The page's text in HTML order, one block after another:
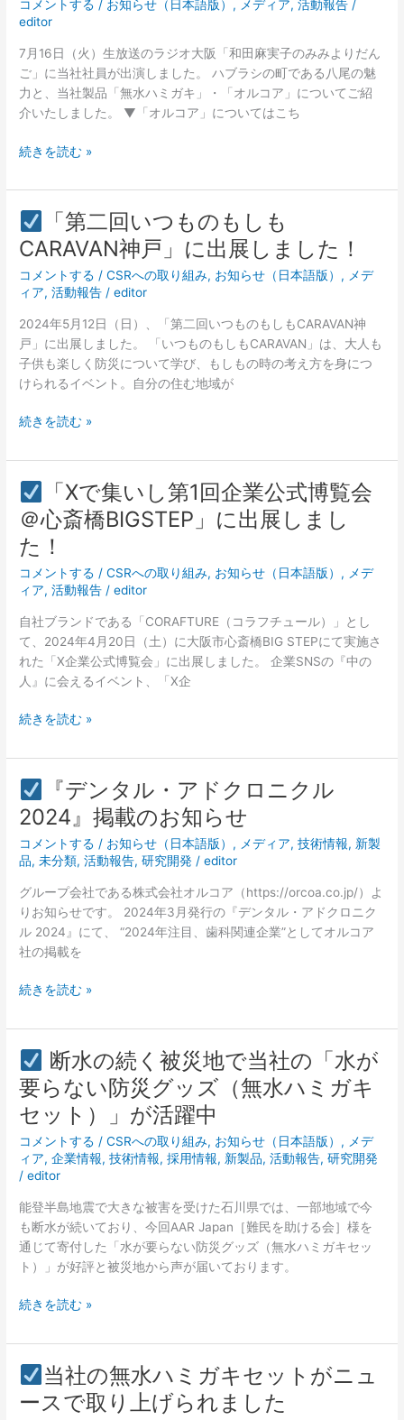
せ
コメントする / お知らせ（日本語版） , メディア,活動報告 /
editor
7月16日（火）生放送のラジオ大阪「和田麻実子のみみよりだん
ご」に当社社員が出演しました。 ハブラシの町である八尾の魅
力と、当社製品「無水ハミガキ」・「オルコア」についてご紹
介いたしました。 ▼「オルコア」についてはこち
オ
大
阪
「和
田
麻
子
よ
り
ん
に
出
演
し
し
続きを読む »
「第二回いつものもしも
CARAVAN神戸」に出展しました！
コメントする /CSRへの取り組み, お知らせ（日本語版） , メデ
ィア,活動報告 /editor
2024年5月12日（日）、「第二回いつものもしもCARAVAN神
戸」に出展しました。 「いつものもしもCARAVAN」は、大人も
子供も楽しく防災について学び、もしもの時の考え方を身につ
けられるイベント。自分の住む地域が
「第
二
回
い
つ
も
の
も
も
に
出
展
し
ま
し
た！
続きを読む »
「Xで集いし第1回企業公式博覧会
＠心斎橋BIGSTEP」に出展しまし
た！
コメントする /CSRへの取り組み, お知らせ（日本語版） , メデ
ィア,活動報告 /editor
自社ブランドである「CORAFTURE（コラフチュール）」とし
て、2024年4月20日（土）に大阪市心斎橋BIG STEPにて実施さ
れた「X企業公式博覧会」に出展しました。 企業SNSの『中の
人』に会えるイベント、「X企
「X
で
集
い
し
1
回
企
業
式
会
＠
心
斎
橋
BIGSTEP」
に
出
展
ま
続きを読む »
『デンタル・アドクロニクル
2024』掲載のお知らせ
コメントする / お知らせ（日本語版） , メディア,技術情報, 新製
品,未分類,活動報告,研究開発 /editor
グループ会社である株式会社オルコア（https://orcoa.co.jp/）よ
りお知らせです。 2024年3月発行の『デンタル・アドクロニク
ル 2024』にて、 “2024年注目、歯科関連企業”としてオルコア
社の掲載を
『デ
ン
タ
ル・
ア
ド
ク
ロ
ク
載
の
お
知
ら
せ
続きを読む »
断水の続く被災地で当社の「水が
要らない防災グッズ（無水ハミガキ
セット）」が活躍中
コメントする /CSRへの取り組み, お知らせ（日本語版） , メデ
ィア,企業情報,技術情報,採用情報, 新製品,活動報告,研究開発
/editor
能登半島地震で大きな被害を受けた石川県では、一部地域で今
も断水が続いており、今回AAR Japan［難民を助ける会］様を
通じて寄付した「水が要らない防災グッズ（無水ハミガキセッ
ト）」が好評と被災地から声が届いております。
断
水
の
続
く
被
地
で
当
社
「水
ら
続きを読む »
当社の無水ハミガキセットがニュ
ースで取り上げられました